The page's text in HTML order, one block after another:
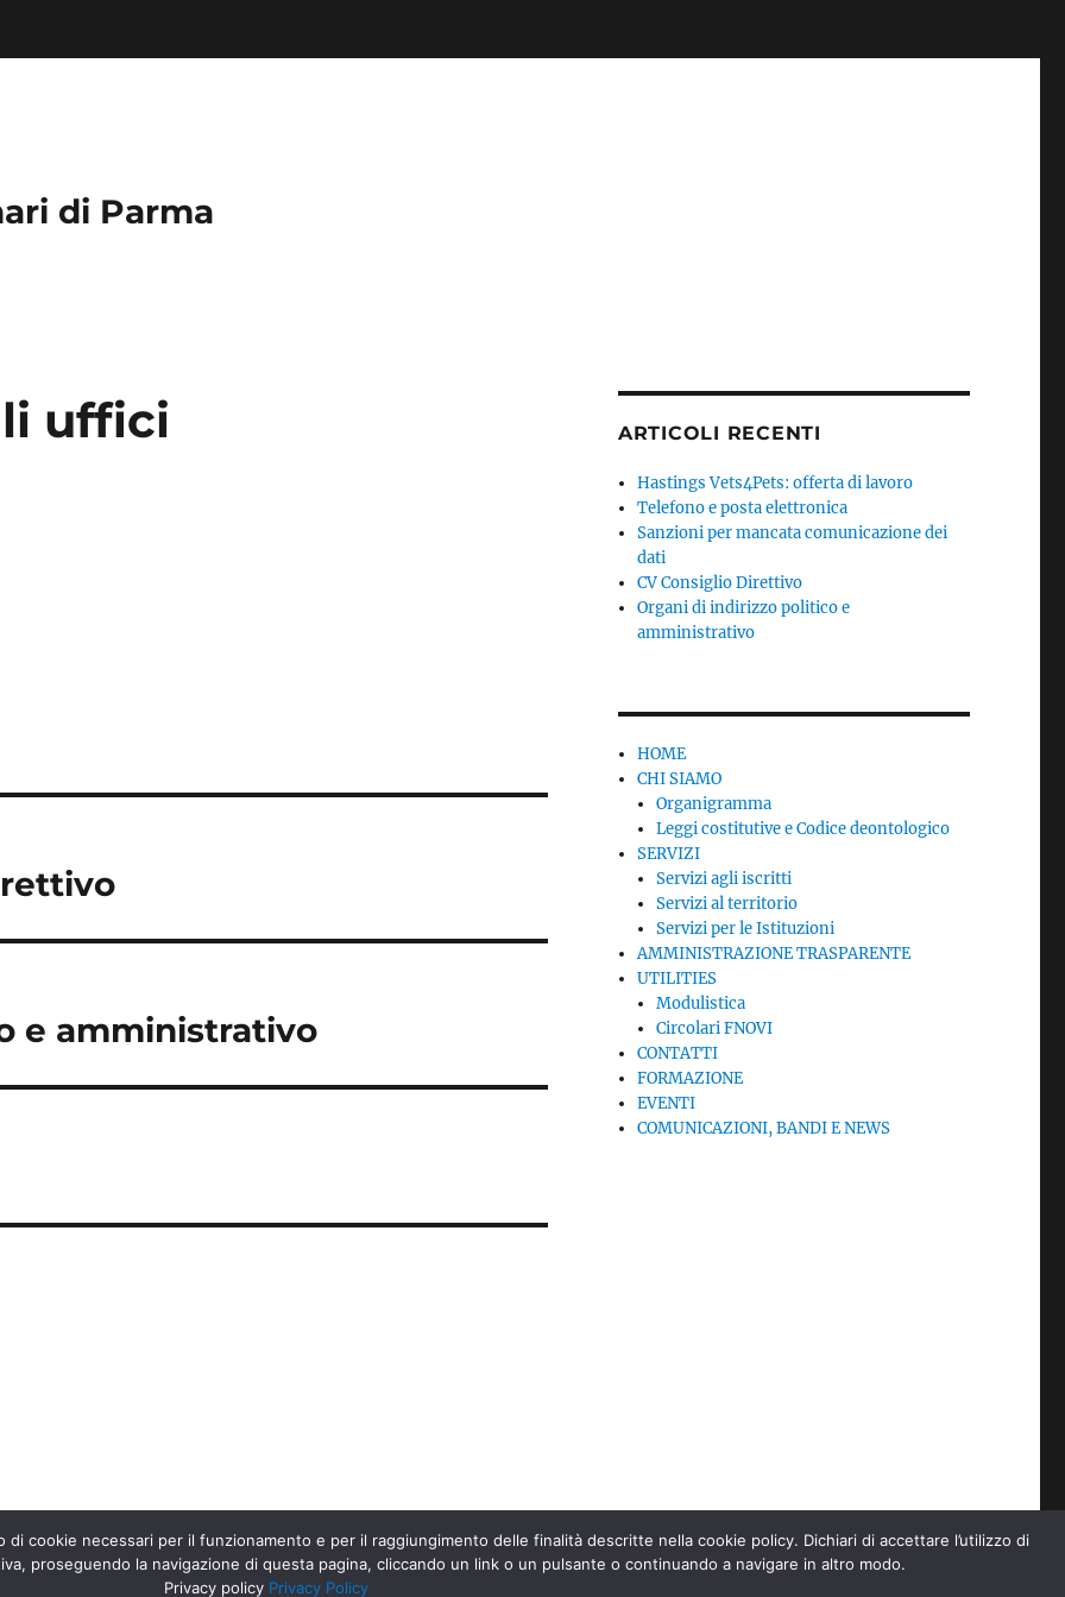
di Parma
uffici
e amministrativo
ARTICOLI RECENTI
Hastings Vets4Pets: offerta di lavoro
Telefono e posta elettronica
Sanzioni per mancata comunicazione dei
dati
CV Consiglio Direttivo
Organi di indirizzo politico e
amministrativo
HOME
CHI SIAMO
Organigramma
Leggi costitutive e Codice deontologico
SERVIZI
Servizi agli iscritti
Servizi al territorio
Servizi per le Istituzioni
AMMINISTRAZIONE TRASPARENTE
UTILITIES
Modulistica
Circolari FNOVI
CONTATTI
FORMAZIONE
EVENTI
COMUNICAZIONI, BANDI E NEWS
cookie necessari per il funzionamento e per il raggiungimento delle finalità descritte nella cookie policy. Dichiari di accettare l’utilizzo di
proseguendo la navigazione di questa pagina, cliccando un link o un pulsante o continuando a navigare in altro modo.
Privacy policy Privacy Policy